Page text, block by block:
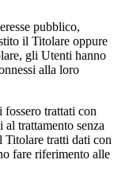
pubblico,
il Titolare oppure
gli Utenti hanno
alla loro
trattati con
trattamento senza
Titolare tratti dati con
fare riferimento alle